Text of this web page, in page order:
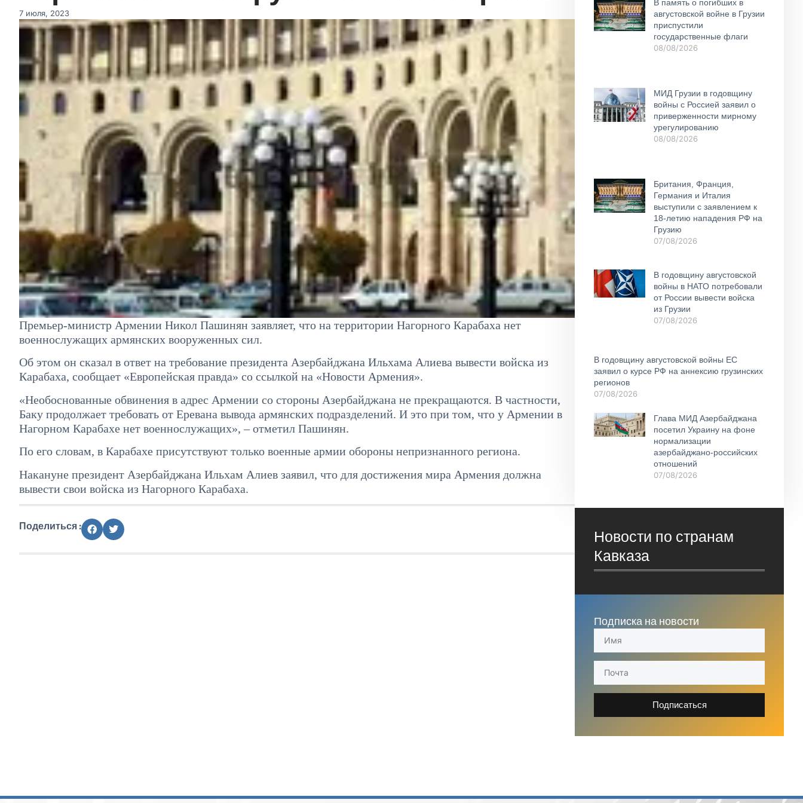
7 июля, 2023
Премьер-министр Армении Никол Пашинян заявляет, что на территории Нагорного Карабаха нет
военнослужащих армянских вооруженных сил.
Об этом он сказал в ответ на требование президента Азербайджана Ильхама Алиева вывести войска из
Карабаха, сообщает «Европейская правда» со ссылкой на «Новости Армения».
«Необоснованные обвинения в адрес Армении со стороны Азербайджана не прекращаются. В частности,
Баку продолжает требовать от Еревана вывода армянских подразделений. И это при том, что у Армении в
Нагорном Карабахе нет военнослужащих», – отметил Пашинян.
По его словам, в Карабахе присутствуют только военные армии обороны непризнанного региона.
Накануне президент Азербайджана Ильхам Алиев заявил, что для достижения мира Армения должна
вывести свои войска из Нагорного Карабаха.
Поделиться :
В память о погибших в
августовской войне в Грузии
приспустили
государственные флаги
08/08/2026
МИД Грузии в годовщину
войны с Россией заявил о
приверженности мирному
урегулированию
08/08/2026
Британия, Франция,
Германия и Италия
выступили с заявлением к
18-летию нападения РФ на
Грузию
07/08/2026
В годовщину августовской
войны в НАТО потребовали
от России вывести войска
из Грузии
07/08/2026
В годовщину августовской войны ЕС
заявил о курсе РФ на аннексию грузинских
регионов
07/08/2026
Глава МИД Азербайджана
посетил Украину на фоне
нормализации
азербайджано-российских
отношений
07/08/2026
Новости по странам
Кавказа
Подписка на новости
Подписаться